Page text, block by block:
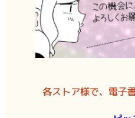
各ストア様で、電子